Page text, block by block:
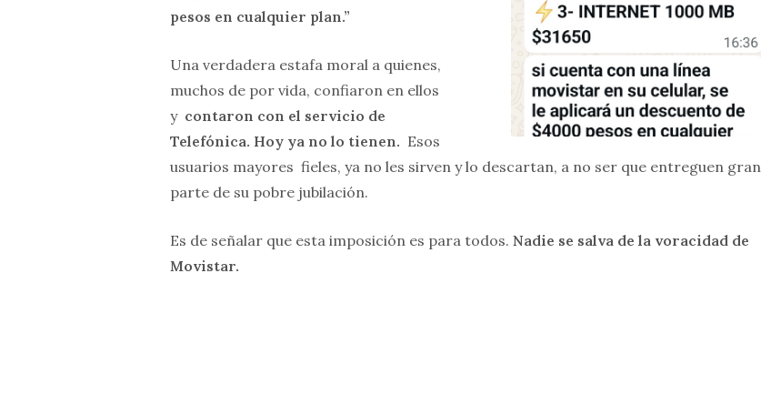
pesos en cualquier plan.”
Una verdadera estafa moral a quienes,
muchos de por vida, confiaron en ellos
y contaron con el servicio de
Telefónica. Hoy ya no lo tienen. Esos
usuarios mayores fieles, ya no les sirven y lo descartan, a no ser que entreguen gran
parte de su pobre jubilación.
Es de señalar que esta imposición es para todos. Nadie se salva de la voracidad de
Movistar.